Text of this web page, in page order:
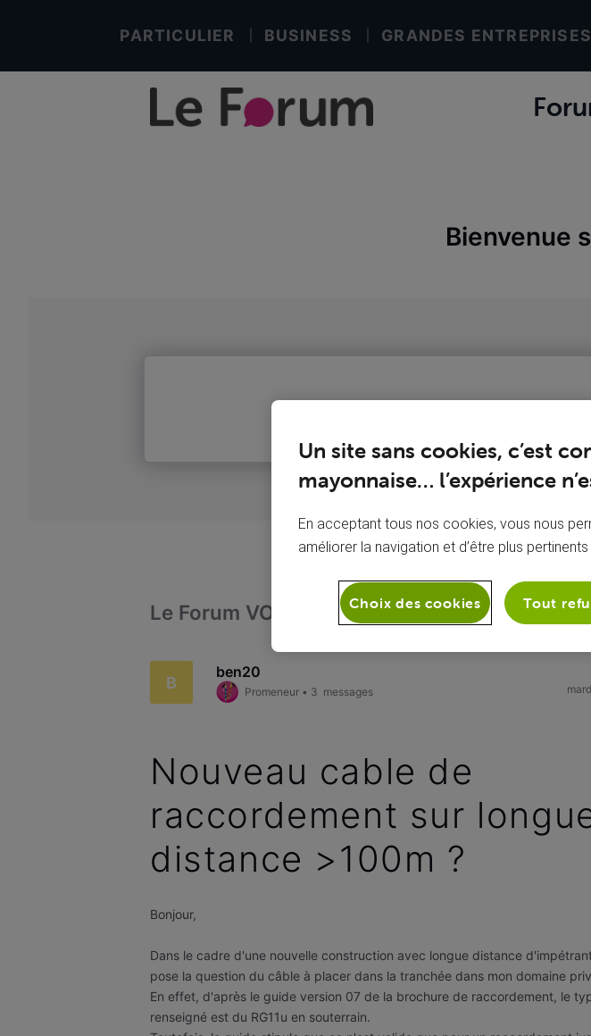
PARTICULIER BUSINESS GRANDES ENTREPRISES
Bienvenue
Le Forum VOO Internet Mon matériel
B
ben20
Promeneur• 3 messages
Nouveau cable de
raccordement sur
distance >100m ?
Bonjour,
Dans le cadre d'une nouvelle construction avec longue distance
pose la question du câble à placer dans la tranchée dans mon domaine
En effet, d'après le guide version 07 de la brochure de raccordement, le
renseigné est du RG11u en souterrain.
Un site sans cookies, c’est
mayonnaise… l’expérience
En acceptant tous nos cookies, vous nous
améliorer la navigation et d’être plus
Tout
Choix des cookies